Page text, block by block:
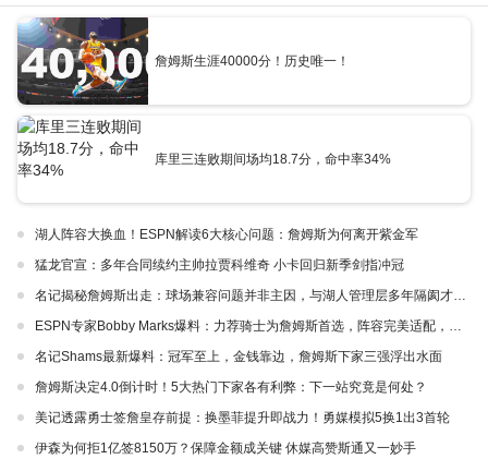
詹姆斯生涯40000分！历史唯一！
库里三连败期间场均18.7分，命中率34%
湖人阵容大换血！ESPN解读6大核心问题：詹姆斯为何离开紫金军
猛龙官宣：多年合同续约主帅拉贾科维奇 小卡回归新季剑指冲冠
名记揭秘詹姆斯出走：球场兼容问题并非主因，与湖人管理层多年隔阂才是真正导火索
ESPN专家Bobby Marks爆料：力荐骑士为詹姆斯首选，阵容完美适配，家乡情怀加分
名记Shams最新爆料：冠军至上，金钱靠边，詹姆斯下家三强浮出水面
詹姆斯决定4.0倒计时！5大热门下家各有利弊：下一站究竟是何处？
美记透露勇士签詹皇存前提：换墨菲提升即战力！勇媒模拟5换1出3首轮
伊森为何拒1亿签8150万？保障金额成关键 休媒高赞斯通又一妙手